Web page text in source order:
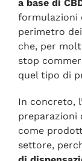
a base di
formulazioni
perimetro dei
che, per
stop
quel tipo di
In concreto,
preparazioni
come
settore,